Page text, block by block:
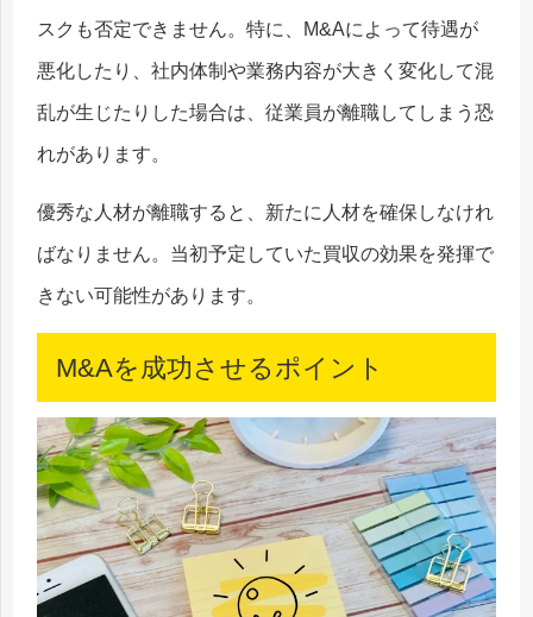
スクも否定できません。特に、M&Aによって待遇が
悪化したり、社内体制や業務内容が大きく変化して混
乱が生じたりした場合は、従業員が離職してしまう恐
れがあります。
優秀な人材が離職すると、新たに人材を確保しなけれ
ばなりません。当初予定していた買収の効果を発揮で
きない可能性があります。
M&Aを成功させるポイント